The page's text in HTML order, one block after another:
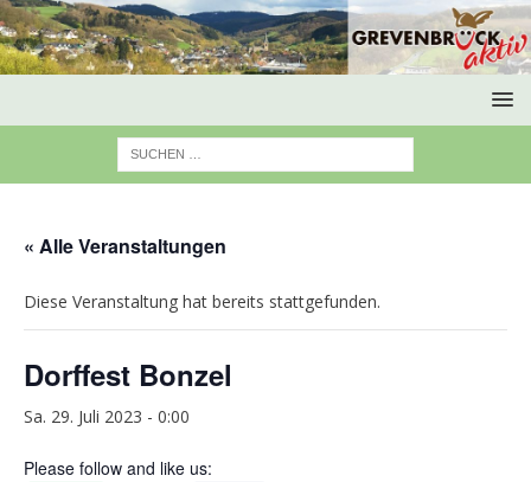
« Alle Veranstaltungen
Diese Veranstaltung hat bereits stattgefunden.
Dorffest Bonzel
Sa. 29. Juli 2023 - 0:00
Please follow and like us: